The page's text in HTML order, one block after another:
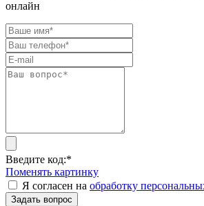
онлайн
Введите код:*
Поменять картинку
Я согласен на обработку
Задать вопрос